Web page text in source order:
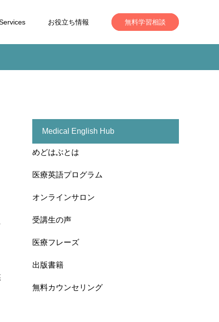
お役立ち情報 無料学習相談
Medical English Hub
めどはぶとは
医療英語プログラム
オンラインサロン
受講生の声
医療フレーズ
出版書籍
無料カウンセリング